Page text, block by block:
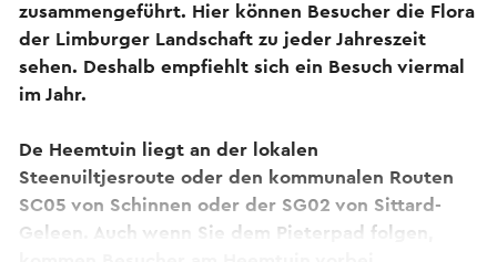
zusammengeführt. Hier können Besucher die Flora
der Limburger Landschaft zu jeder Jahreszeit
sehen. Deshalb empfiehlt sich ein Besuch viermal
im Jahr.
De Heemtuin liegt an der lokalen
Steenuiltjesroute oder den kommunalen Routen
SC05 von Schinnen oder der SG02 von Sittard-
Geleen. Auch wenn Sie dem Pieterpad folgen,